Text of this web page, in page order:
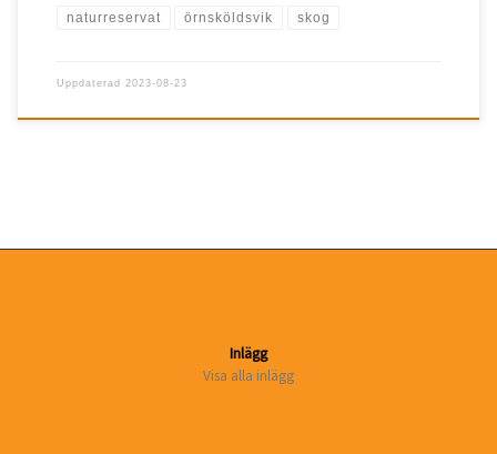
naturreservat örnsköldsvik skog
Uppdaterad 2023-08-23
Inlägg
Visa alla inlägg